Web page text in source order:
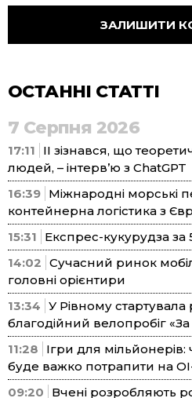
ОСТАННІ СТАТТІ
7 Серпня 2026
17:11
ІІ зізнався, що
людей, – інтерв’ю з ChatGPT
16:39 Міжнародні морські
контейнерна логістика з
15:31
Експрес-кукурудза за
14:02 Сучасний ринок
головні орієнтири
13:34 У Рівному стартувала
благодійний велопробіг
11:28
Ігри для
буде важко потрапити на
09:20
Вчені розробляють